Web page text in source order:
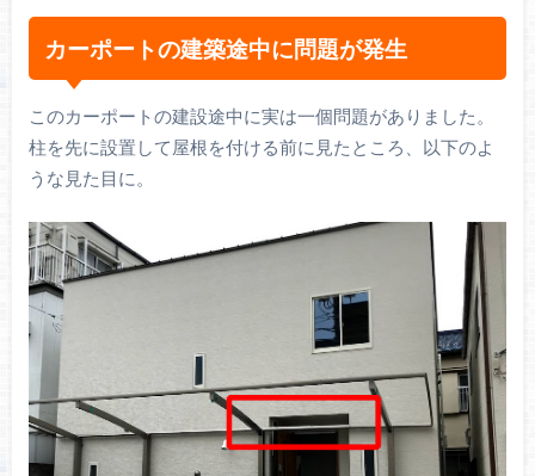
カーポートの建築途中に問題が発生
このカーポートの建設途中に実は一個問題がありました。
柱を先に設置して屋根を付ける前に見たところ、以下のよ
うな見た目に。